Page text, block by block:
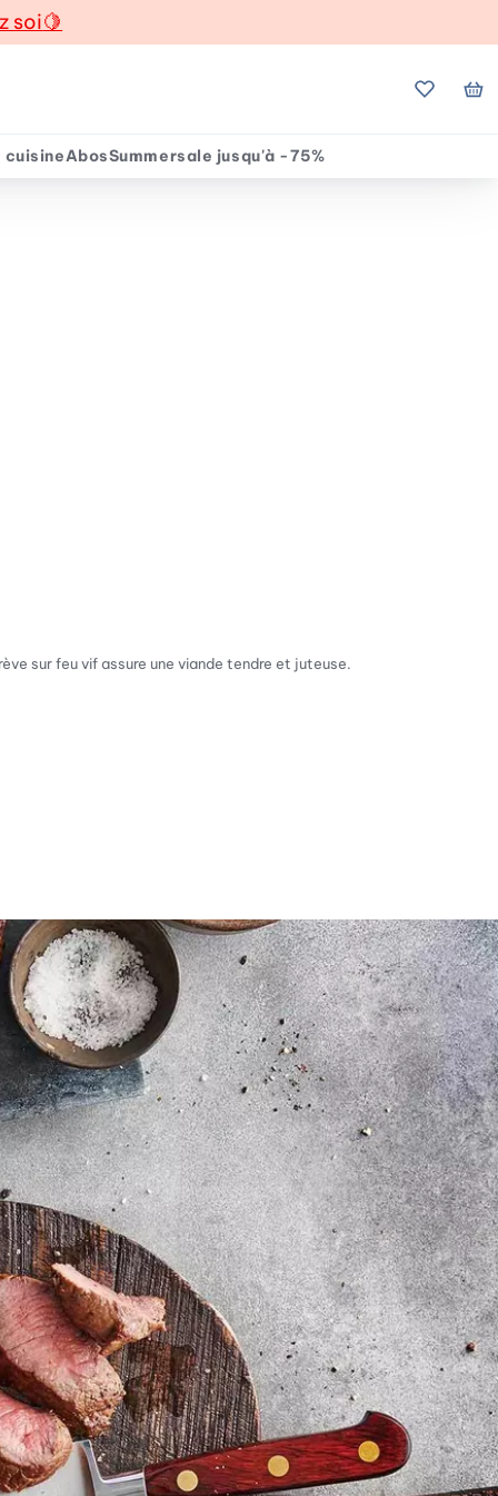
soi🍋
Mes
cuisineAbosSummersale jusqu'à -75%
sur feu vif assure une viande tendre et juteuse.